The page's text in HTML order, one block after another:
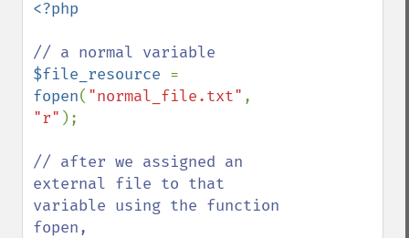
<?php
$file_resource
fopen( "normal_file.txt"
"r" );
// after we assigned an
external file to that
variable using the function
fopen,